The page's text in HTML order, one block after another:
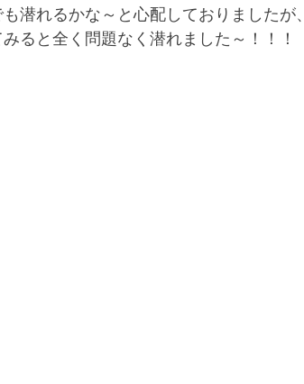
潜れるかな～と心配しておりましたが、
ると全く問題なく潜れました～！！！